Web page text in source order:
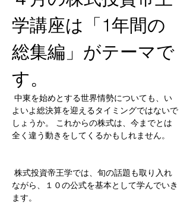
学講座は「1年間の
総集編」がテーマで
す。
よいよ総決算を迎えるタイミングではないで
しょうか。 これからの株式は、今までとは
全く違う動きをしてくるかもしれません。
ながら、１０の公式を基本として学んでいき
ます。